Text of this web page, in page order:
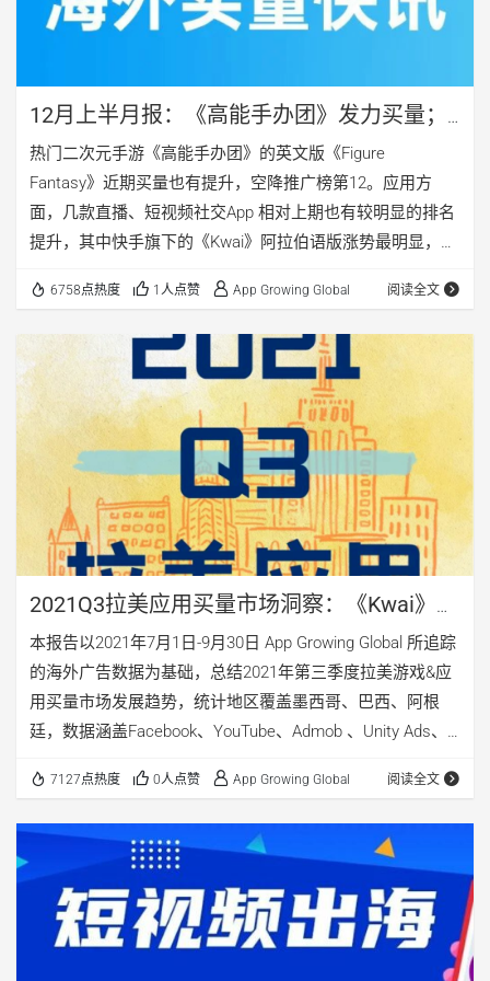
12月上半月报：《高能手办团》发力买量；
《Kwai》突围中东市场
热门二次元手游《高能手办团》的英文版《Figure
Fantasy》近期买量也有提升，空降推广榜第12。应用方
面，几款直播、短视频社交App 相对上期也有较明显的排名
提升，其中快手旗下的《Kwai》阿拉伯语版涨势最明显，本
6758点热度 1人点赞 App Growing Global 阅读全文
2021Q3拉美应用买量市场洞察：《Kwai》、
《Sueñovela》投放解读
本报告以2021年7月1日-9月30日 App Growing Global 所追踪
的海外广告数据为基础，总结2021年第三季度拉美游戏&应
用买量市场发展趋势，统计地区覆盖墨西哥、巴西、阿根
廷，数据涵盖Facebook、YouTube、Admob 、Unity Ads、
7127点热度 0人点赞 App Growing Global 阅读全文